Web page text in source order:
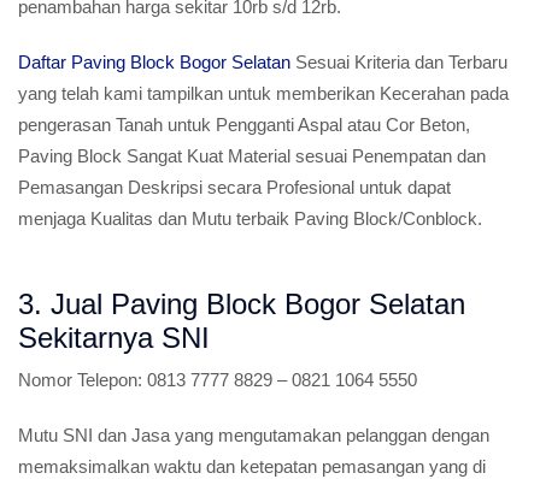
penambahan harga sekitar 10rb s/d 12rb.
Daftar Paving Block Bogor Selatan Sesuai Kriteria dan Terbaru
yang telah kami tampilkan untuk memberikan Kecerahan pada
pengerasan Tanah untuk Pengganti Aspal atau Cor Beton,
Paving Block Sangat Kuat Material sesuai Penempatan dan
Pemasangan Deskripsi secara Profesional untuk dapat
menjaga Kualitas dan Mutu terbaik Paving Block/Conblock.
3. Jual Paving Block Bogor Selatan
Sekitarnya SNI
Nomor Telepon: 0813 7777 8829 – 0821 1064 5550
Mutu SNI dan Jasa yang mengutamakan pelanggan dengan
memaksimalkan waktu dan ketepatan pemasangan yang di